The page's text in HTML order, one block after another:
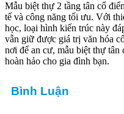
Mẫu biệt thự 2 tầng tân cổ
tế và công năng tối ưu. Với
học, loại hình kiến trúc này
vẫn giữ được giá trị văn hóa
nơi để an cư, mẫu biệt thự tân
hoàn hảo cho gia đình bạn.
Bình Luận